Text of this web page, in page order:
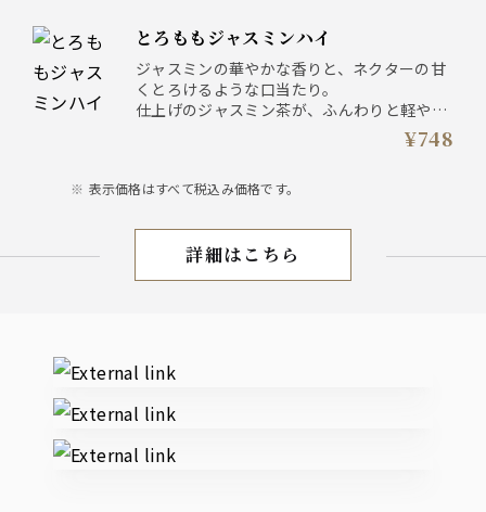
とろももジャスミンハイ
ジャスミンの華やかな香りと、ネクターの甘
くとろけるような口当たり。
仕上げのジャスミン茶が、ふんわりと軽やか
¥748
表示価格はすべて税込み価格です。
お飲物
詳細はこちら
External links